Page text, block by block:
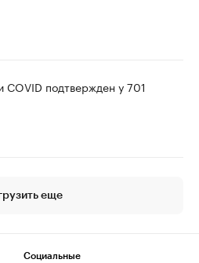
подтвержден у 701
еще
Социальные